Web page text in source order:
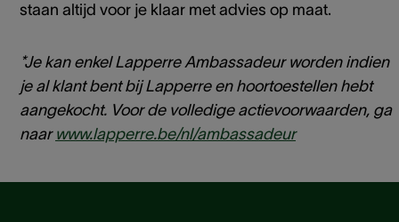
staan altijd voor je klaar met advies op maat.
*Je kan enkel Lapperre Ambassadeur worden indien
je al klant bent bij Lapperre en hoortoestellen hebt
aangekocht. Voor de volledige actievoorwaarden, ga
naar www.lapperre.be/nl/ambassadeur